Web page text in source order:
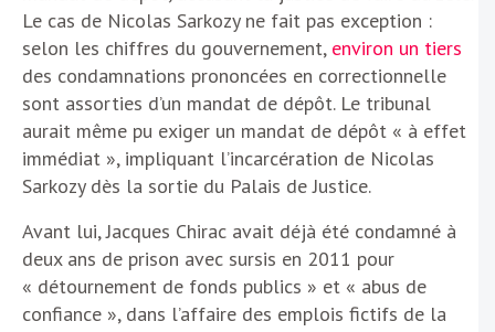
Le cas de Nicolas Sarkozy ne fait pas exception :
selon les chiffres du gouvernement, environ un tiers
des condamnations prononcées en correctionnelle
sont assorties d’un mandat de dépôt. Le tribunal
aurait même pu exiger un mandat de dépôt « à effet
immédiat », impliquant l’incarcération de Nicolas
Sarkozy dès la sortie du Palais de Justice.
Avant lui, Jacques Chirac avait déjà été condamné à
deux ans de prison avec sursis en 2011 pour
« détournement de fonds publics » et « abus de
confiance », dans l’affaire des emplois fictifs de la